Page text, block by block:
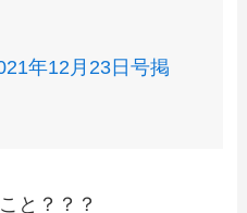
年12月23日号掲
と？？？